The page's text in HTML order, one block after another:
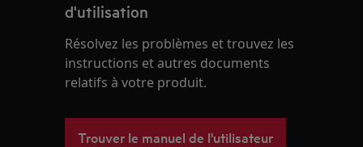
d'utilisation
Résolvez les problèmes et trouvez les
instructions et autres documents
relatifs à votre produit.
Trouver le manuel de l'utilisateur